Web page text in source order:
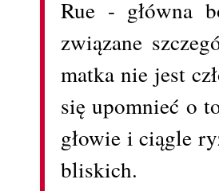
Rue - główna
związane
matka nie jest
się upomnieć o
głowie i ciągle
bliskich.